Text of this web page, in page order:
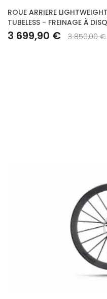
ROUE ARRIERE
TUBELESS - FREINAGE À
3 699,90 € 3 850,00 €